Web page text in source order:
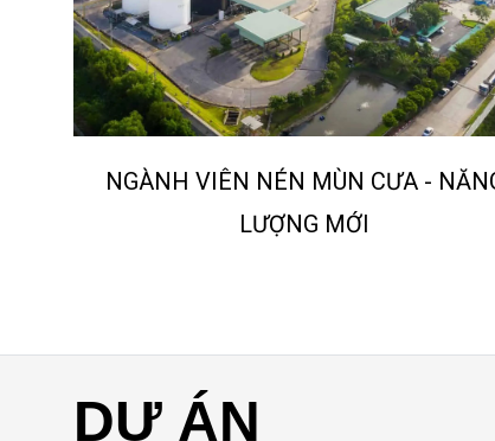
NGÀNH VIÊN NÉN MÙN CƯA - NĂNG
LƯỢNG MỚI